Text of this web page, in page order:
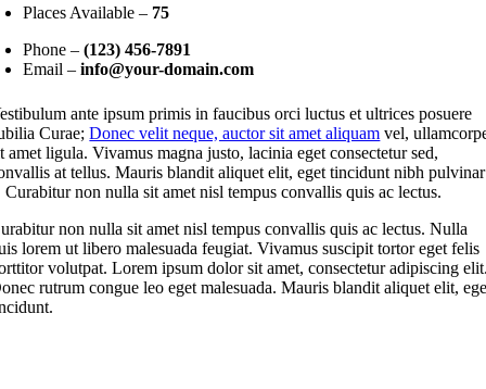
Places Available – 75
Phone –(123) 456-7891
Email –info@your-domain.com
ante ipsum primis in faucibus orci luctus et ultrices posuere
Curae;Donec velit neque, auctor sit amet aliquam vel,
amet ligula. Vivamus magna justo, lacinia eget consectetur sed,
at tellus. Mauris blandit aliquet elit, eget tincidunt nibh pulvinar
Curabitur non nulla sit amet nisl tempus convallis quis ac lectus.
non nulla sit amet nisl tempus convallis quis ac lectus. Nulla
lorem ut libero malesuada feugiat. Vivamus suscipit tortor eget felis
volutpat. Lorem ipsum dolor sit amet, consectetur adipiscing
rutrum congue leo eget malesuada. Mauris blandit aliquet elit,